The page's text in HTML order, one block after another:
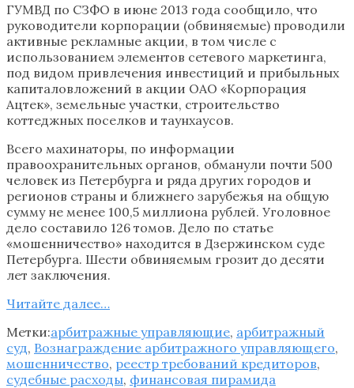
ГУМВД по СЗФО в июне 2013 года сообщило, что
руководители корпорации (обвиняемые) проводили
активные рекламные акции, в том числе с
использованием элементов сетевого маркетинга,
под видом привлечения инвестиций и прибыльных
капиталовложений в акции ОАО «Корпорация
Ацтек», земельные участки, строительство
коттеджных поселков и таунхаусов.
Всего махинаторы, по информации
правоохранительных органов, обманули почти 500
человек из Петербурга и ряда других городов и
регионов страны и ближнего зарубежья на общую
сумму не менее 100,5 миллиона рублей. Уголовное
дело составило 126 томов. Дело по статье
«мошенничество» находится в Дзержинском суде
Петербурга. Шести обвиняемым грозит до десяти
лет заключения.
Читайте далee…
Метки:арбитражные управляющие, арбитражный
суд, Вознаграждение арбитражного управляющего,
мошенничество, реестр требований кредиторов,
судебные расходы, финансовая пирамида